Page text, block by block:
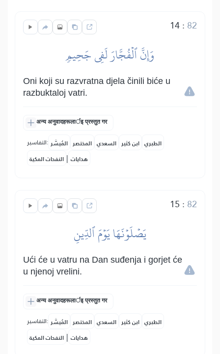
14: 82
وَإِنَّ ٱلۡفُجَّارَ لَفِي جَحِيمٖ
Oni koji su razvratna djela činili biće u
razbuktaloj vatri.
अन्य अनुवादहरूलार्इ प्रस्तुत गर
التفاسير: المُيسَّر المختصر السعدي ابن كثير الطبري
النفحات المكية | هدايات
15 : 82
يَصۡلَوۡنَهَا يَوۡمَ ٱلدِّينِ
Ući će u vatru na Dan suđenja i gorjet će
u njenoj vrelini.
अन्य अनुवादहरूलार्इ प्रस्तुत गर
التفاسير: المُيسَّر المختصر السعدي ابن كثير الطبري
النفحات المكية | هدايات